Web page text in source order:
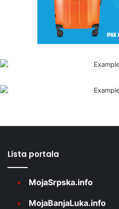
Lista portala
MojaSrpska.info
MojaBanjaLuka.info